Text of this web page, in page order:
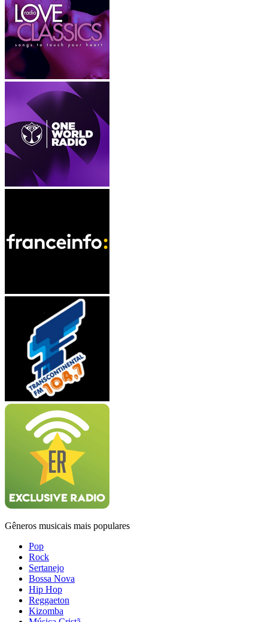
Gêneros musicais mais populares
Pop
Rock
Sertanejo
Bossa Nova
Hip Hop
Reggaeton
Kizomba